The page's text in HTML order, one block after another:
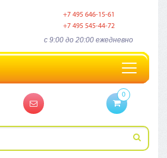
+7 495 646-15-61
+7 495 545-44-72
c 9:00 до 20:00 ежедневно
Toggle
navigation
0